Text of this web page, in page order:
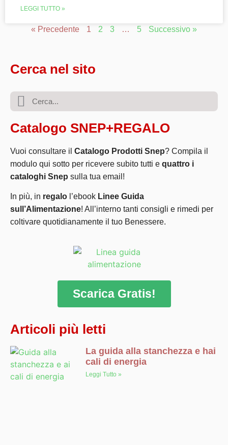
LEGGI TUTTO »
« Precedente 1 2 3 … 5 Successivo »
Cerca nel sito
Catalogo SNEP+REGALO
Vuoi consultare il Catalogo Prodotti Snep? Compila il
modulo qui sotto per ricevere subito tutti e quattro i
cataloghi Snep sulla tua email!
In più, in regalo l’ebook Linee Guida
sull’Alimentazione! All’interno tanti consigli e rimedi per
coltivare quotidianamente il tuo Benessere.
Scarica Gratis!
Articoli più letti
La guida alla stanchezza e hai
cali di energia
Leggi Tutto »